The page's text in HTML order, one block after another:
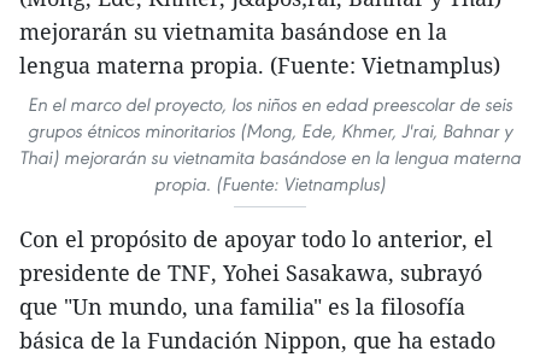
En el marco del proyecto, los niños en edad preescolar de seis
grupos étnicos minoritarios (Mong, Ede, Khmer, J'rai, Bahnar y
Thai) mejorarán su vietnamita basándose en la lengua materna
propia. (Fuente: Vietnamplus)
Con el propósito de apoyar todo lo anterior, el
presidente de TNF, Yohei Sasakawa, subrayó
que "Un mundo, una familia" es la filosofía
básica de la Fundación Nippon, que ha estado